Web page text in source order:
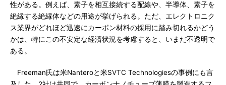
性がある。例えば、素子を相互接続する配線や、半導体、素子を
絶縁する絶縁体などの用途が挙げられる。ただ、エレクトロニク
ス業界がどれほど迅速にカーボン材料の採用に踏み切れるかどう
かは、特にこの不安定な経済状況を考慮すると、いまだ不透明で
ある。
Freeman氏は米Nanteroと米SVTC Technologiesの事例にも言